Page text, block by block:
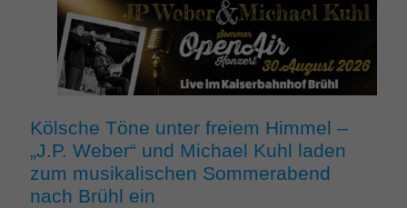
Kölsche Töne unter freiem Himmel –
„J.P. Weber“ und Michael Kuhl laden
zum musikalischen Sommerabend
nach Brühl ein